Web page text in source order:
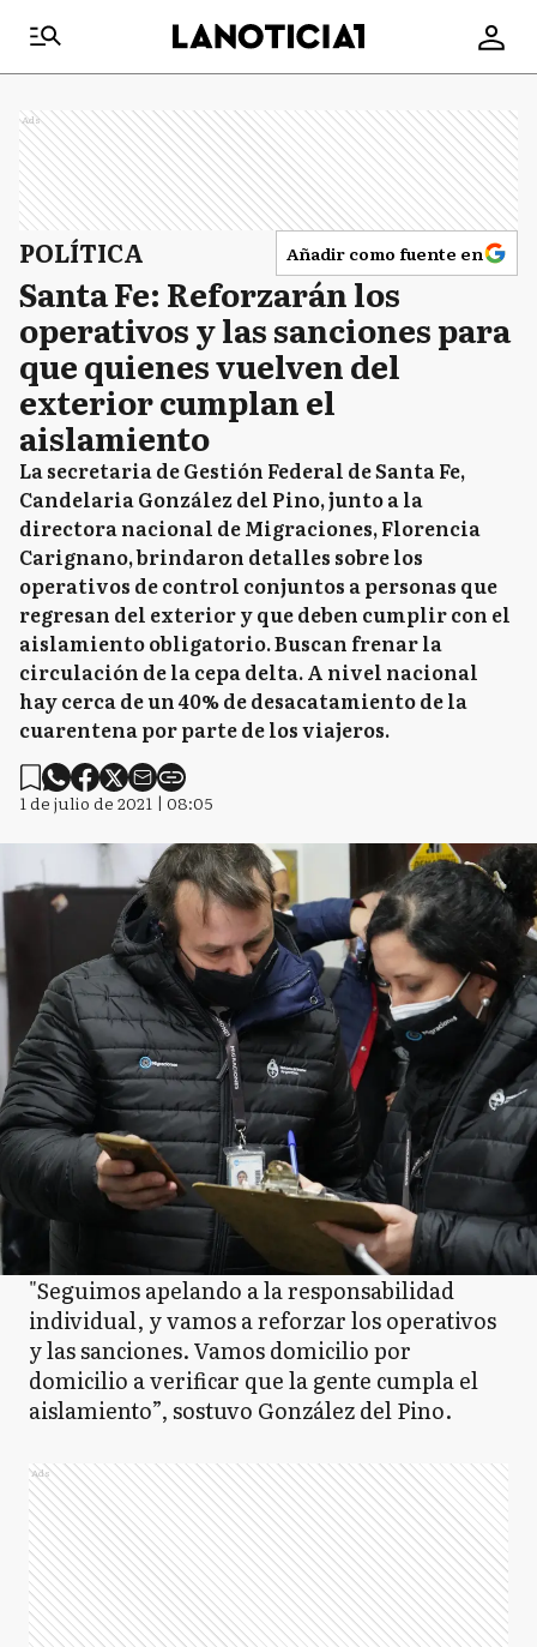
Ads
POLÍTICA Añadir como fuente en
Santa Fe: Reforzarán los
operativos y las sanciones para
que quienes vuelven del
exterior cumplan el
aislamiento
La secretaria de Gestión Federal de Santa Fe,
Candelaria González del Pino, junto a la
directora nacional de Migraciones, Florencia
Carignano, brindaron detalles sobre los
operativos de control conjuntos a personas que
regresan del exterior y que deben cumplir con el
aislamiento obligatorio. Buscan frenar la
circulación de la cepa delta. A nivel nacional
hay cerca de un 40% de desacatamiento de la
cuarentena por parte de los viajeros.
1 de julio de 2021 | 08:05
"Seguimos apelando a la responsabilidad
individual, y vamos a reforzar los operativos
y las sanciones. Vamos domicilio por
domicilio a verificar que la gente cumpla el
aislamiento”, sostuvo González del Pino.
Ads